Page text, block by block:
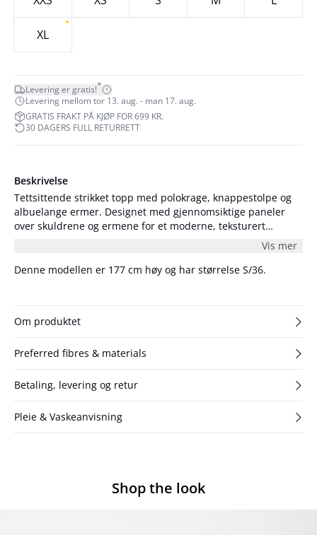
XL
Levering er gratis!*
Levering mellom tor 13. aug. - man 17. aug.
GRATIS FRAKT PÅ KJØP FOR 699 KR.
30 DAGERS FULL RETURRETT
Beskrivelse
Tettsittende strikket topp med polokrage, knappestolpe og
albuelange ermer. Designet med gjennomsiktige paneler
over skuldrene og ermene for et moderne, teksturert
Vis mer
Denne modellen er 177 cm høy og har størrelse S/36.
Om produktet
Preferred fibres & materials
Betaling, levering og retur
Pleie & Vaskeanvisning
Shop the look